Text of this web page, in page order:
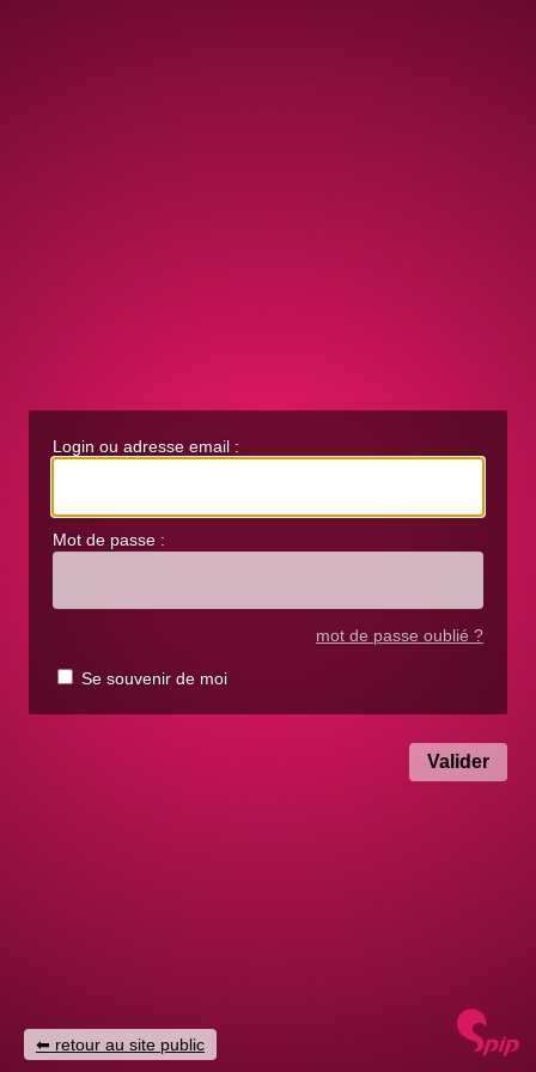
Login ou adresse email :
Mot de passe :
mot de passe oublié ?
Se souvenir de moi
retour au site public